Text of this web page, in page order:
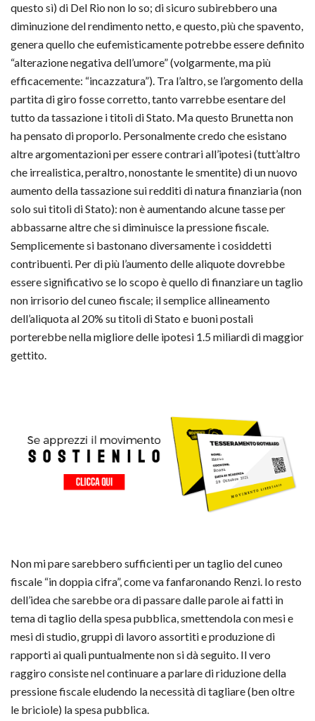
questo sì) di Del Rio non lo so; di sicuro subirebbero una
diminuzione del rendimento netto, e questo, più che spavento,
genera quello che eufemisticamente potrebbe essere definito
“alterazione negativa dell’umore” (volgarmente, ma più
efficacemente: “incazzatura”). Tra l’altro, se l’argomento della
partita di giro fosse corretto, tanto varrebbe esentare del
tutto da tassazione i titoli di Stato. Ma questo Brunetta non
ha pensato di proporlo. Personalmente credo che esistano
altre argomentazioni per essere contrari all’ipotesi (tutt’altro
che irrealistica, peraltro, nonostante le smentite) di un nuovo
aumento della tassazione sui redditi di natura finanziaria (non
solo sui titoli di Stato): non è aumentando alcune tasse per
abbassarne altre che si diminuisce la pressione fiscale.
Semplicemente si bastonano diversamente i cosiddetti
contribuenti. Per di più l’aumento delle aliquote dovrebbe
essere significativo se lo scopo è quello di finanziare un taglio
non irrisorio del cuneo fiscale; il semplice allineamento
dell’aliquota al 20% su titoli di Stato e buoni postali
porterebbe nella migliore delle ipotesi 1.5 miliardi di maggior
gettito.
Non mi pare sarebbero sufficienti per un taglio del cuneo
fiscale “in doppia cifra”, come va fanfaronando Renzi. Io resto
dell’idea che sarebbe ora di passare dalle parole ai fatti in
tema di taglio della spesa pubblica, smettendola con mesi e
mesi di studio, gruppi di lavoro assortiti e produzione di
rapporti ai quali puntualmente non si dà seguito. Il vero
raggiro consiste nel continuare a parlare di riduzione della
pressione fiscale eludendo la necessità di tagliare (ben oltre
le briciole) la spesa pubblica.